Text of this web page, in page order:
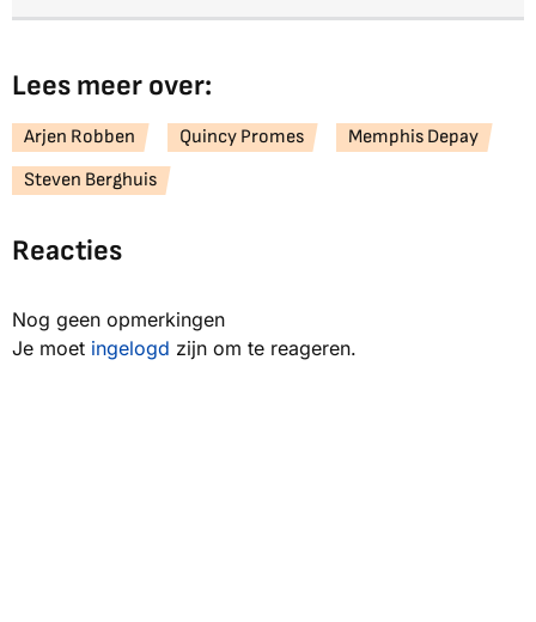
Lees meer over:
Arjen Robben Quincy Promes
Memphis Depay
Steven Berghuis
Reacties
Nog geen opmerkingen
Je moet ingelogd zijn om te reageren.